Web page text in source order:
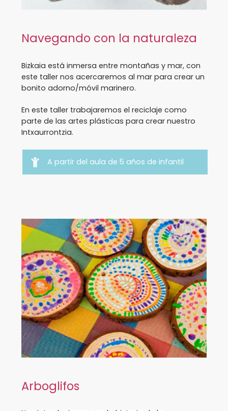
Navegando con la naturaleza
Bizkaia está inmersa entre montañas y mar, con
este taller nos acercaremos al mar para crear un
bonito adorno/móvil marinero.
En este taller trabajaremos el reciclaje como
parte de las artes plásticas para crear nuestro
Intxaurrontzia.
A partir del aula de 5 años de infantil
Arboglifos